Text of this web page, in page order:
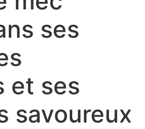
ses
et ses
savoureux